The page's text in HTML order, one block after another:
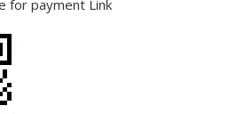
for payment Link